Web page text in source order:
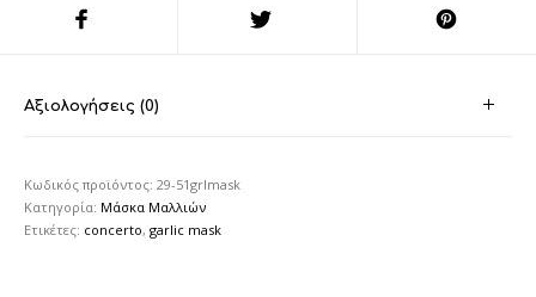
Αξιολογήσεις (0)
Κωδικός προϊόντος:29-51grlmask
Κατηγορία: Μάσκα Μαλλιών
Ετικέτες: concerto,garlic mask